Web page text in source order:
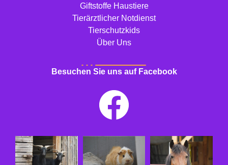
Giftstoffe Haustiere
Tierärztlicher Notdienst
Tierschutzkids
Über Uns
Besuchen Sie uns auf Facebook